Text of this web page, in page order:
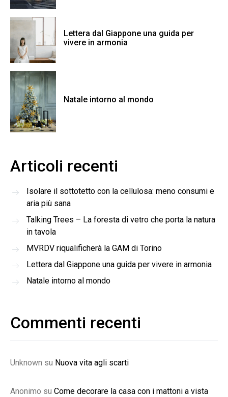
Lettera dal Giappone una guida per
vivere in armonia
Natale intorno al mondo
Articoli recenti
Isolare il sottotetto con la cellulosa: meno consumi e
aria più sana
Talking Trees – La foresta di vetro che porta la natura
in tavola
MVRDV riqualificherà la GAM di Torino
Lettera dal Giappone una guida per vivere in armonia
Natale intorno al mondo
Commenti recenti
Unknown su Nuova vita agli scarti
Anonimo su Come decorare la casa con i mattoni a vista